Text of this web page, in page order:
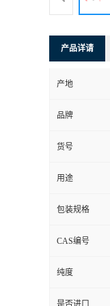
产品详请
产地
品牌
货号
用途
包装规格
CAS编号
纯度
是否进口